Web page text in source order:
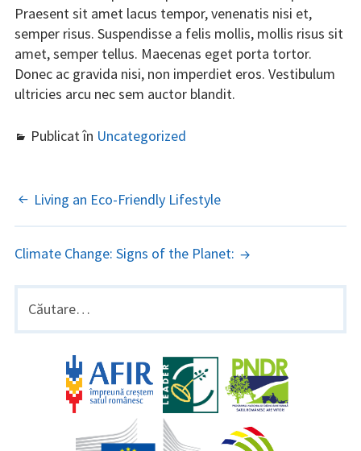
Praesent sit amet lacus tempor, venenatis nisi et,
semper risus. Suspendisse a felis mollis, mollis risus sit
amet, semper tellus. Maecenas eget porta tortor.
Donec ac gravida nisi, non imperdiet eros. Vestibulum
ultricies arcu nec sem auctor blandit.
Publicat în Uncategorized
NAVIGARE
ARTICOLE
Living an Eco-Friendly Lifestyle
Climate Change: Signs of the Planet:
BARA
LATERALĂ
PRINCIPALĂ
Caută
după: